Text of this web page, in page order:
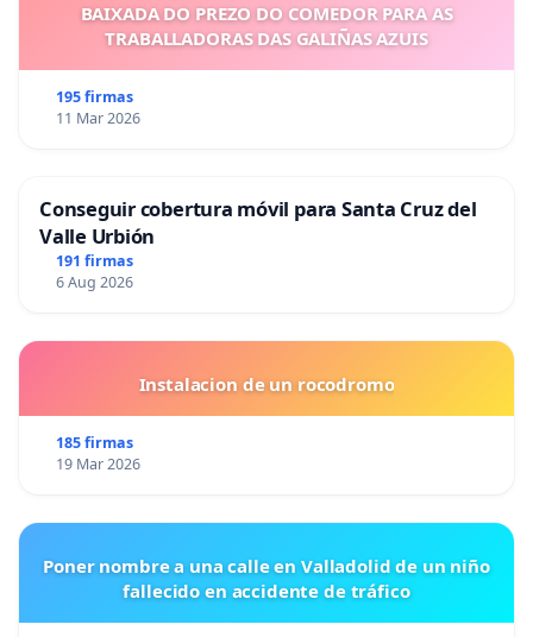
BAIXADA DO PREZO DO COMEDOR PARA AS
TRABALLADORAS DAS GALIÑAS AZUIS
195 firmas
11 Mar 2026
Conseguir cobertura móvil para Santa Cruz del
Valle Urbión
191 firmas
6 Aug 2026
Instalacion de un rocodromo
185 firmas
19 Mar 2026
Poner nombre a una calle en Valladolid de un niño
fallecido en accidente de tráfico